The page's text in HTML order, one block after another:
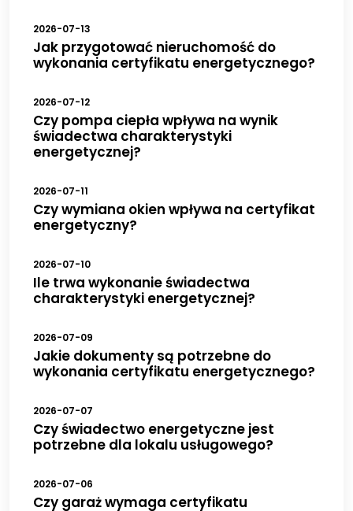
2026-07-13
Jak przygotować nieruchomość do
wykonania certyfikatu energetycznego?
2026-07-12
Czy pompa ciepła wpływa na wynik
świadectwa charakterystyki
energetycznej?
2026-07-11
Czy wymiana okien wpływa na certyfikat
energetyczny?
2026-07-10
Ile trwa wykonanie świadectwa
charakterystyki energetycznej?
2026-07-09
Jakie dokumenty są potrzebne do
wykonania certyfikatu energetycznego?
2026-07-07
Czy świadectwo energetyczne jest
potrzebne dla lokalu usługowego?
2026-07-06
Czy garaż wymaga certyfikatu